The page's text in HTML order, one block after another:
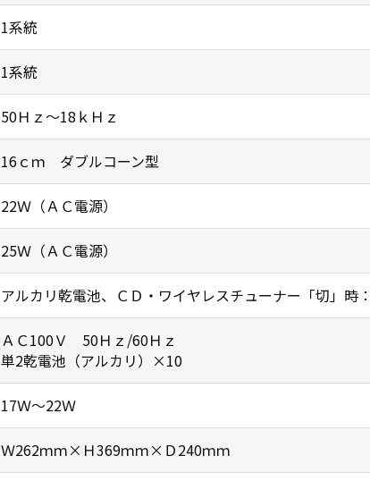
1系統
1系統
50Ｈｚ〜18ｋＨｚ
16ｃｍ ダブルコーン型
22Ｗ（ＡＣ電源）
25Ｗ（ＡＣ電源）
アルカリ乾電池、ＣＤ・ワイヤレスチューナー「切」時
ＡＣ100Ｖ 50Ｈｚ/60Ｈｚ
単2乾電池（アルカリ）×10
17Ｗ〜22Ｗ
Ｗ262ｍｍ×Ｈ369ｍｍ×Ｄ240ｍｍ